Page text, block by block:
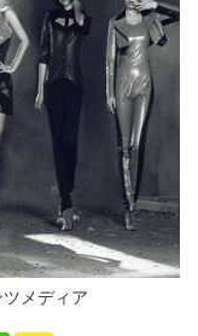
メディア